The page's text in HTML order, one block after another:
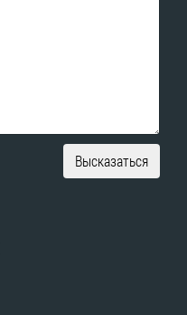
Высказаться